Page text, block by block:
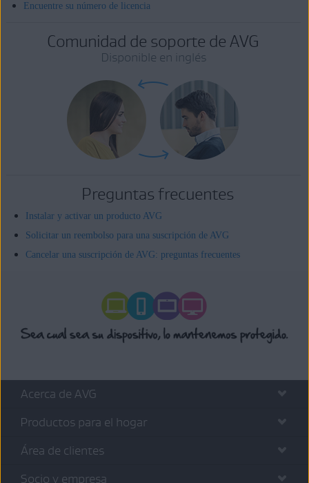
Encuentre su número de licencia
Comunidad de soporte de AVG
Disponible en inglés
Preguntas frecuentes
Instalar y activar un producto AVG
Solicitar un reembolso para una suscripción de AVG
Cancelar una suscripción de AVG: preguntas frecuentes
Acerca de AVG
Productos para el hogar
Área de clientes
Socio y empresa